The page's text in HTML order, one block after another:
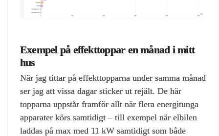
Exempel på effekttoppar en månad i mitt
hus
När jag tittar på effekttopparna under samma månad
ser jag att vissa dagar sticker ut rejält. De här
topparna uppstår framför allt när flera energitunga
apparater körs samtidigt – till exempel när elbilen
laddas på max med 11 kW samtidigt som både